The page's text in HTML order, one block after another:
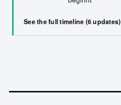
See the full timeline (6 updates)